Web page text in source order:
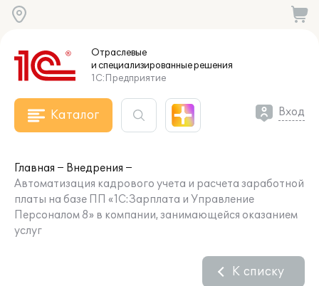
Отраслевые
и специализированныерешения
1С:Предприятие
Каталог Вход
Главная
Внедрения
Автоматизация кадрового учета и расчета заработной
платы на базе ПП «1С:Зарплата и Управление
Персоналом 8» в компании, занимающейся оказанием
услуг
К списку